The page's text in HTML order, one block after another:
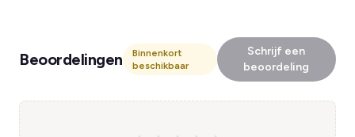
Beoordelingen
Binnenkort
beschikbaar
Schrijf een
beoordeling